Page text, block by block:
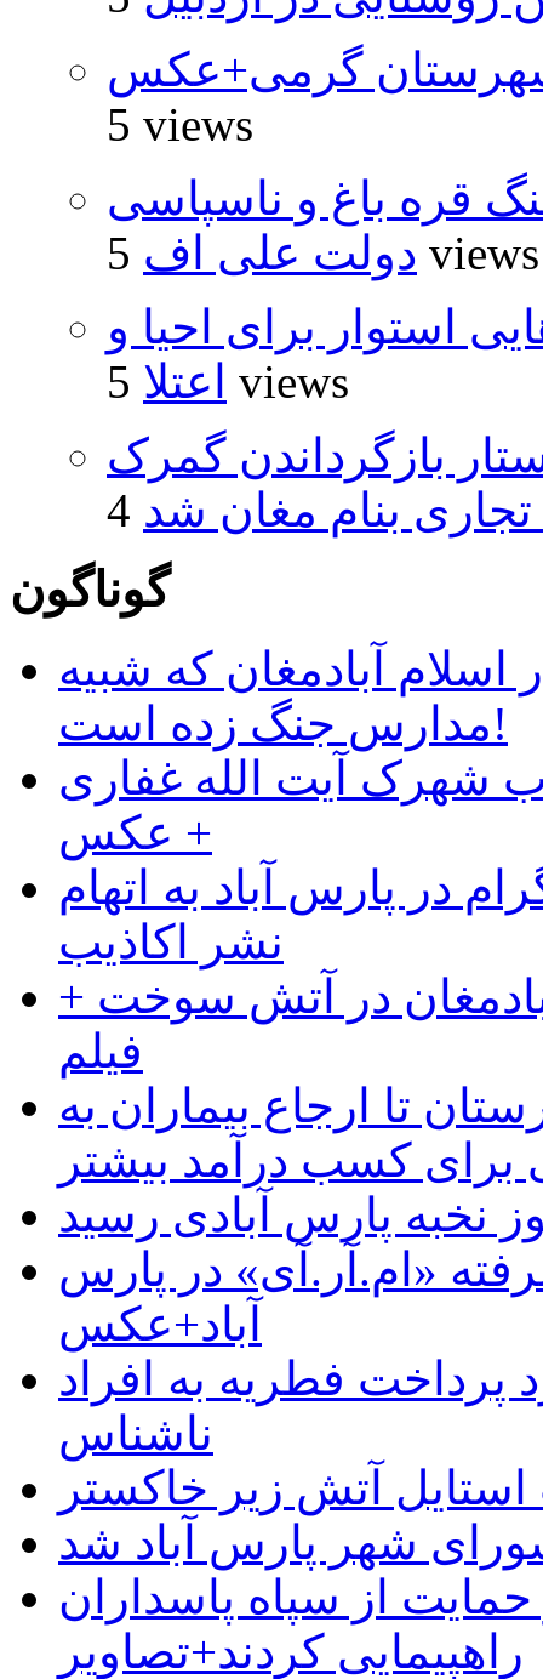
گرمی+عکس
5 views
قره باغ و ناسپاسی
دولت علی اف 5 views
استوار برای احیا و
اعتلا 5 views
بازگرداندن گمرک
تجاری بنام مغان شد
گوناگون
آبادمغان که شبیه
مدارس جنگ زده است!
شهرک آیت الله غفاری
+ عکس
در پارس آباد به اتهام
نشر اکاذیب
در آتش سوخت +
فیلم
تا ارجاع بیماران به
کسب درآمد بیشتر
نخبه پارس آبادی رسید
«ام.آر.آی» در پارس
آباد+عکس
پرداخت فطریه به افراد
ناشناس
آتش زیر خاکستر
شهر پارس آباد شد
از سپاه پاسداران
راهپیمایی کردند+تصاویر